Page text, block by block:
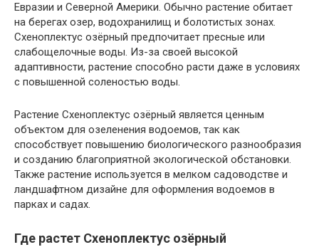
Евразии и Северной Америки. Обычно растение обитает
на берегах озер, водохранилищ и болотистых зонах.
Схеноплектус озёрный предпочитает пресные или
слабощелочные воды. Из-за своей высокой
адаптивности, растение способно расти даже в условиях
с повышенной соленостью воды.
Растение Схеноплектус озёрный является ценным
объектом для озеленения водоемов, так как
способствует повышению биологического разнообразия
и созданию благоприятной экологической обстановки.
Также растение используется в мелком садоводстве и
ландшафтном дизайне для оформления водоемов в
парках и садах.
Где растет Схеноплектус озёрный